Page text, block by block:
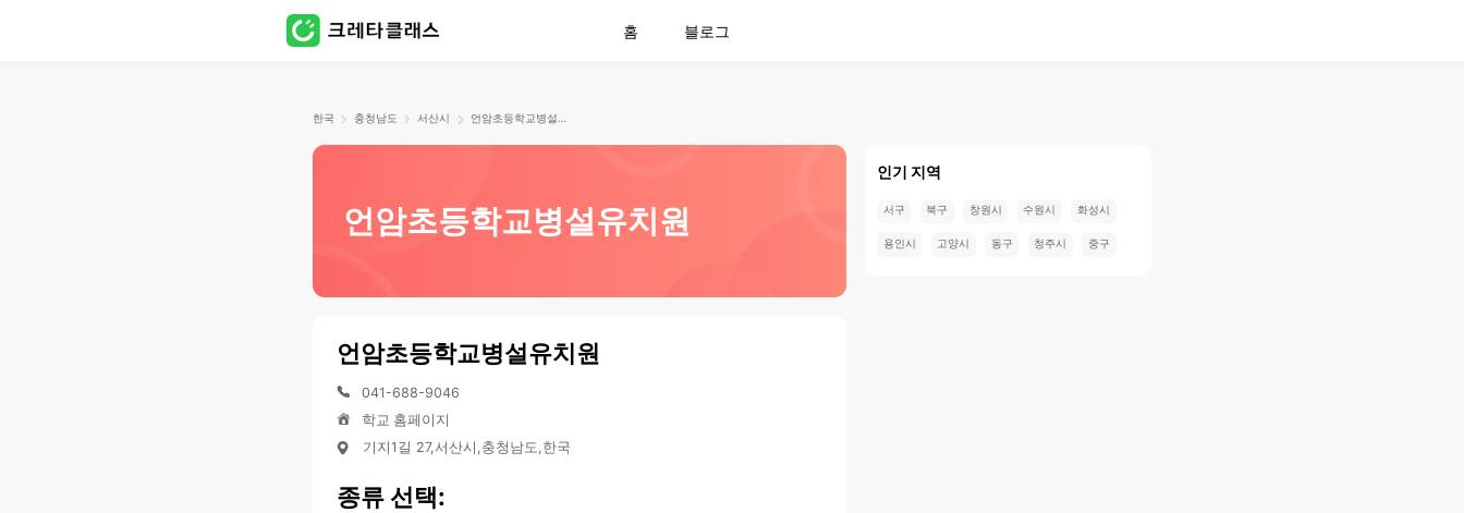
홈 블로그
한국 충청남도 서산시
언암초등학교병설유치원
언암초등학교병설유치원
041-688-9046
학교 홈페이지
기지1길 27,서산시,충청남도,한국
종류 선택:
인기 지역
서구 북구 창원시 수원시 화성시
용인시 고양시 동구 청주시 중구